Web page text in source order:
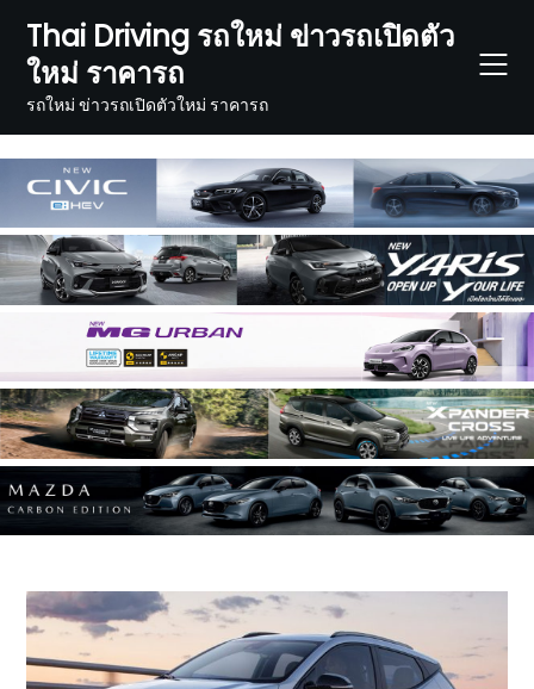
content
Thai Driving รถใหม่ ข่าวรถเปิดตัว
ใหม่ ราคารถ
รถใหม่ ข่าวรถเปิดตัวใหม่ ราคารถ